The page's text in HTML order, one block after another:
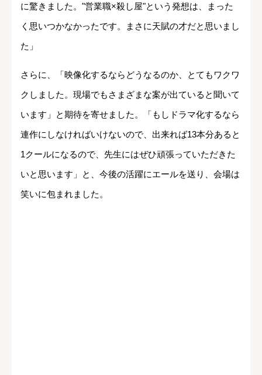
に驚きました。"営業職×殺し屋"という発想は、まった
く思いつかなかったです。まさに天賦の才だと思いまし
た」
さらに、「映像化するならどうなるのか、とてもワクワ
クしました。現場でもさまざまな案が出ていると聞いて
います」と期待を寄せました。「もしドラマ化するなら
連作にしなければいけないので、出来れば13本分あると
1クールになるので、先生にはぜひ頑張っていただきた
いと思います」と、今後の活躍にエールを送り、会場は
笑いに包まれました。